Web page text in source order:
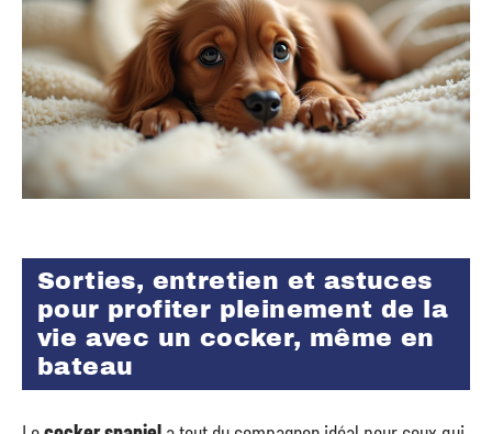
Sorties, entretien et astuces
pour profiter pleinement de la
vie avec un cocker, même en
bateau